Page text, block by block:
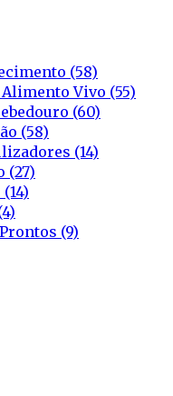
(58)
Alimento Vivo (55)
(60)
(58)
(14)
(27)
(14)
(9)